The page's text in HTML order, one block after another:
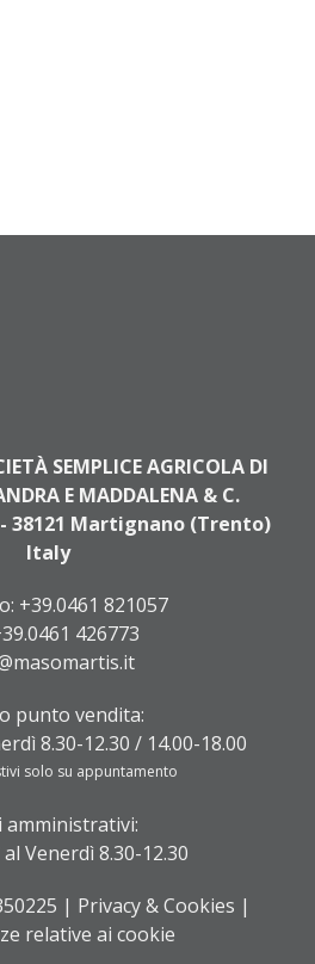
SEMPLICE AGRICOLA DI
E MADDALENA & C.
38121 Martignano (Trento)
Italy
+39.0461 821057
426773
punto vendita:
8.30-12.30 / 14.00-18.00
solo su appuntamento
amministrativi:
Venerdì 8.30-12.30
| Privacy & Cookies |
relative ai cookie